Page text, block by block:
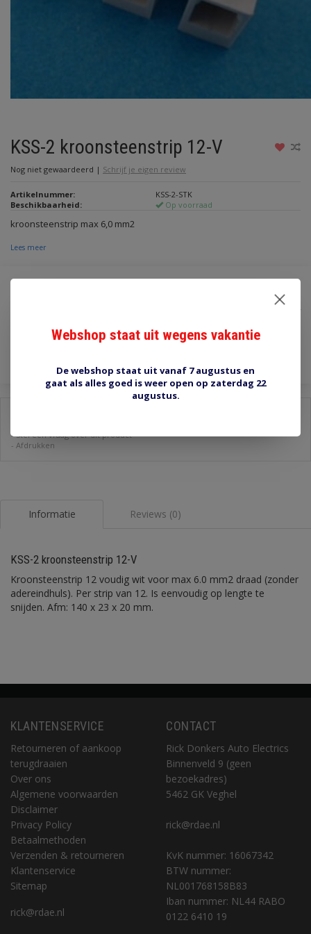
KSS-2 kroonsteenstrip 12-V
Nog niet gewaardeerd | Schrijf je eigen review
Artikelnummer:
KSS-2-STK
Beschikbaarheid:
Op voorraad
kroonsteenstrip max 6,0 mm2
Lees meer
€1,50
Toevoegen aan winkelwagen
-Stel een vraag over dit product
- Afdrukken
Informatie Reviews (0)
KSS-2 kroonsteenstrip 12-V
Kroonsteenstrip 12 voudig wit voor max 6.0 mm2 draad (zonder
adereindhuls). Per strip van 12. Is eenvoudig op lengte te
snijden. Afm: 140 x 23 x 20 mm.
KLANTENSERVICE
Retourneren of aankoop
terugdraaien
Over ons
Algemene voorwaarden
Disclaimer
Privacy Policy
Betaalmethoden
Verzenden & retourneren
Klantenservice
Sitemap
rick@rdae.nl
CONTACT
Rick Donkers Auto Electrics
Binnenveld 9 (geen
bezoekadres)
5462 GK Veghel
rick@rdae.nl
KvK nummer: 16067342
BTW nummer:
NL001768158B83
Iban nummer: NL44 RABO
0122 6410 19
Webshop staat uit wegens vakantie
De webshop staat uit vanaf 7 augustus en
gaat als alles goed is weer open op zaterdag 22
augustus.